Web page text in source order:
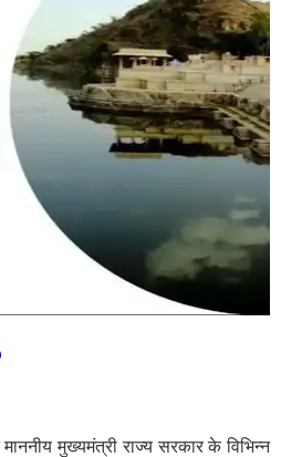
मुख्यमंत्री राज्य सरकार के विभिन्न